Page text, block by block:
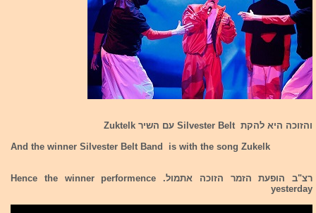
והזוכה היא להקת Silvester Belt עם השיר Zuktelk
And the winner Silvester Belt Band is with the song Zukelk
רצ"ב הופעת הזמר הזוכה אתמול. Hence the winner performence
yesterday